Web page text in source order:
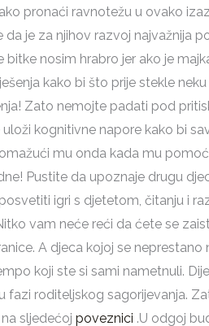
pronaći ravnotežu u ovako
je za njihov razvoj najvažnija
nosim hrabro jer ako je
kako bi što prije stekle
Zato nemojte padati pod
kognitivne napore kako bi
mu onda kada mu
Pustite da upoznaje drugu
igri s djetetom, čitanju i
vam neće reći da ćete se
A djeca kojoj se neprestano
koji ste si sami nametnuli.
fazi roditeljskog sagorijevanja.
sljedećoj poveznici .U odgoj